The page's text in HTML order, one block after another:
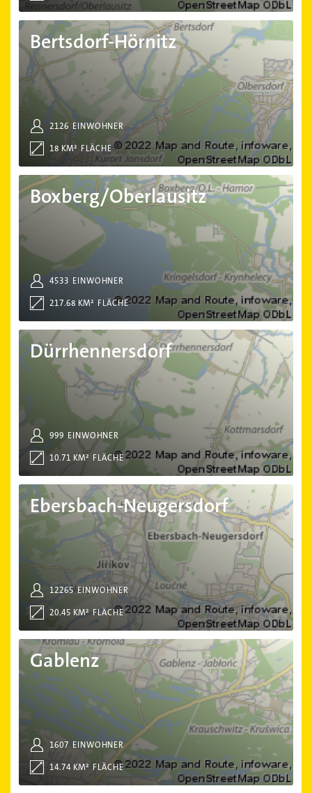
Bertsdorf-Hörnitz
EINWOHNER
2126
FLÄCHE
18 KM²
Bertsdorf-Hörnitz
Boxberg/Oberlausitz
EINWOHNER
4533
FLÄCHE
217.68 KM²
Boxberg/Oberlausitz
Dürrhennersdorf
EINWOHNER
999
FLÄCHE
10.71 KM²
Dürrhennersdorf
Ebersbach-Neugersdorf
EINWOHNER
12265
FLÄCHE
20.45 KM²
Ebersbach-Neugersdorf
Gablenz
EINWOHNER
1607
FLÄCHE
14.74 KM²
Gablenz